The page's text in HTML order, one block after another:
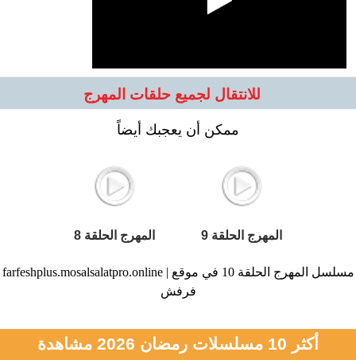
للانتقال لجميع حلقات المهرج
ممكن أن يعجبك أيضاً
المهرج الحلقة 9 المهرج الحلقة 8
farfeshplus.mosalsalatpro.online | مسلسل المهرج الحلقة 10 في موقع
فرفش
أكثر 10 مسلسلات رمضان 2026 مشاهدة